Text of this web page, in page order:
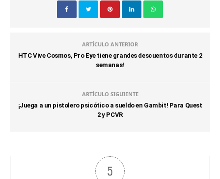
ARTÍCULO ANTERIOR
HTC Vive Cosmos, Pro Eye tiene grandes descuentos durante 2
semanas!
ARTÍCULO SIGUIENTE
¡Juega a un pistolero psicótico a sueldo en Gambit! Para Quest
2 y PCVR
5